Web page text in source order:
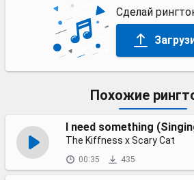
Сделай
Похожие
I need something
The Kiffness x Scary Cat
00:35 435